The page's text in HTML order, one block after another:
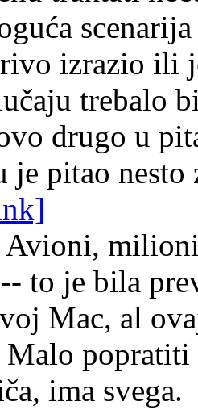
izrazio ili
trebalo
drugo u
je pitao
Avioni,
to je bila
Mac, al
Malo popratiti
ima svega.